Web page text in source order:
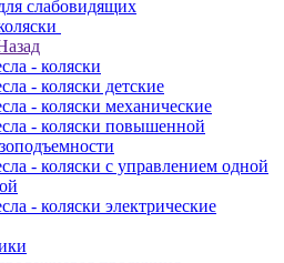
слабовидящих
- коляски
- коляски детские
- коляски механические
- коляски повышенной
- коляски с управлением одной
- коляски электрические